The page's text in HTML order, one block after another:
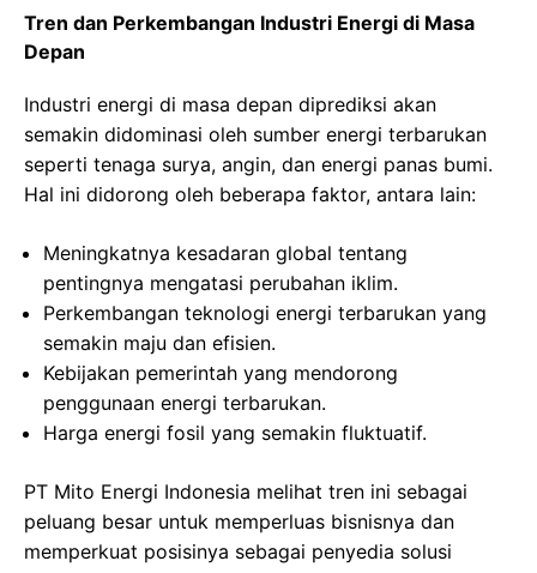
Tren dan Perkembangan Industri Energi di Masa
Depan
Industri energi di masa depan diprediksi akan
semakin didominasi oleh sumber energi terbarukan
seperti tenaga surya, angin, dan energi panas bumi.
Hal ini didorong oleh beberapa faktor, antara lain:
Meningkatnya kesadaran global tentang
pentingnya mengatasi perubahan iklim.
Perkembangan teknologi energi terbarukan yang
semakin maju dan efisien.
Kebijakan pemerintah yang mendorong
penggunaan energi terbarukan.
Harga energi fosil yang semakin fluktuatif.
PT Mito Energi Indonesia melihat tren ini sebagai
peluang besar untuk memperluas bisnisnya dan
memperkuat posisinya sebagai penyedia solusi